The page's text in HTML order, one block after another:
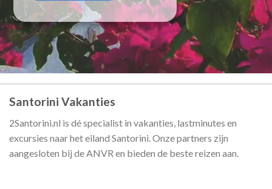
Santorini Vakanties
2Santorini.nl is dé specialist in vakanties, lastminutes en
excursies naar het eiland Santorini. Onze partners zijn
aangesloten bij de ANVR en bieden de beste reizen aan.